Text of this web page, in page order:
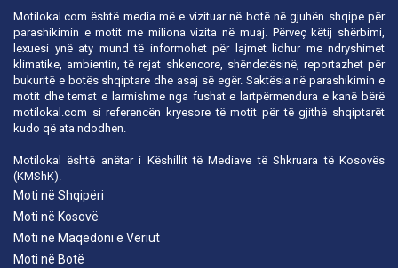
Motilokal.com është media më e vizituar në botë në gjuhën shqipe për
parashikimin e motit me miliona vizita në muaj. Përveç këtij shërbimi,
lexuesi ynë aty mund të informohet për lajmet lidhur me ndryshimet
klimatike, ambientin, të rejat shkencore, shëndetësinë, reportazhet për
bukuritë e botës shqiptare dhe asaj së egër. Saktësia në parashikimin e
motit dhe temat e larmishme nga fushat e lartpërmendura e kanë bërë
motilokal.com si referencën kryesore të motit për të gjithë shqiptarët
kudo që ata ndodhen.
Motilokal është anëtar i Këshillit të Mediave të Shkruara të Kosovës
(KMShK).
Moti në Shqipëri
Moti në Kosovë
Moti në Maqedoni e Veriut
Moti në Botë